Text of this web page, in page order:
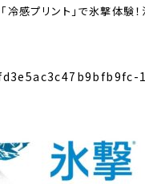
冷感プリント」で氷撃体験
1